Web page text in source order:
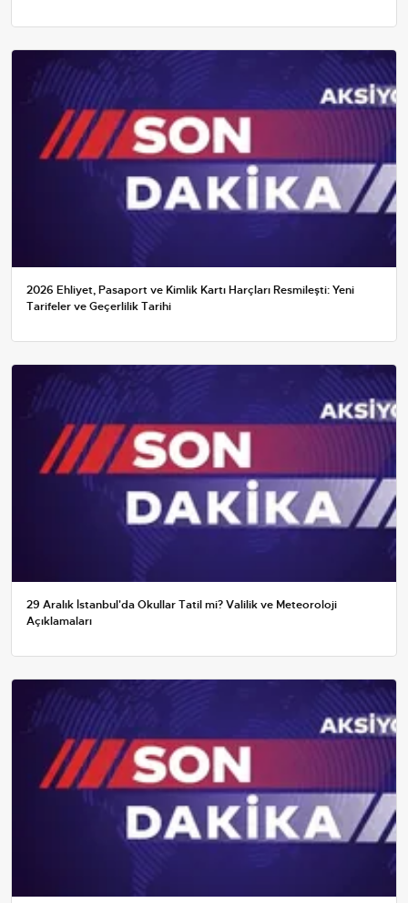
2026 Ehliyet, Pasaport ve Kimlik Kartı Harçları Resmileşti: Yeni
Tarifeler ve Geçerlilik Tarihi
29 Aralık İstanbul'da Okullar Tatil mi? Valilik ve Meteoroloji
Açıklamaları